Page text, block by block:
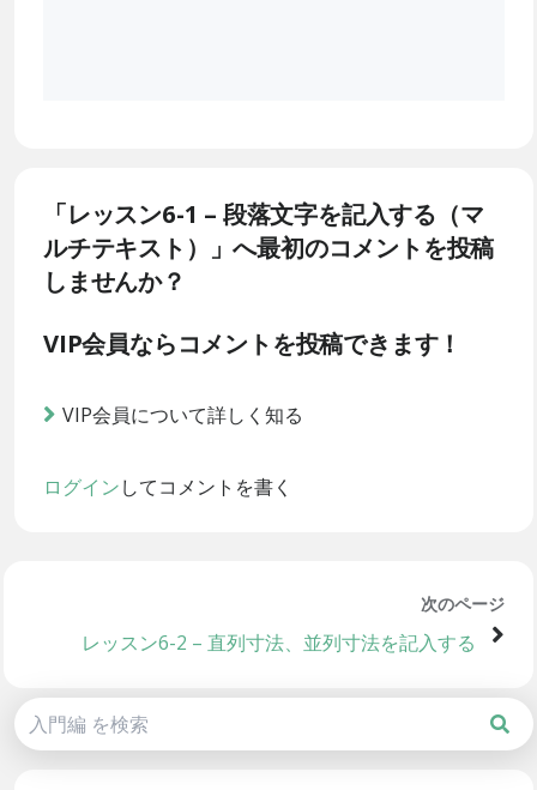
「レッスン6-1 – 段落文字を記入する（マ
ルチテキスト）」へ最初のコメントを投稿
しませんか？
VIP会員ならコメントを投稿できます！
VIP会員について詳しく知る
ログインしてコメントを書く
次のページ
レッスン6-2 – 直列寸法、並列寸法を記入する